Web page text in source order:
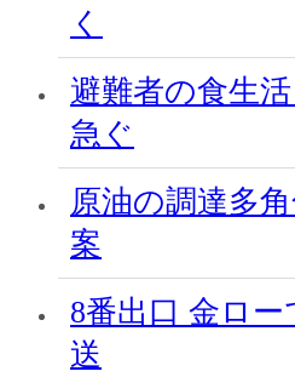
く
避難者の食生
急ぐ
原油の調達多
案
8番出口 金ロ
送